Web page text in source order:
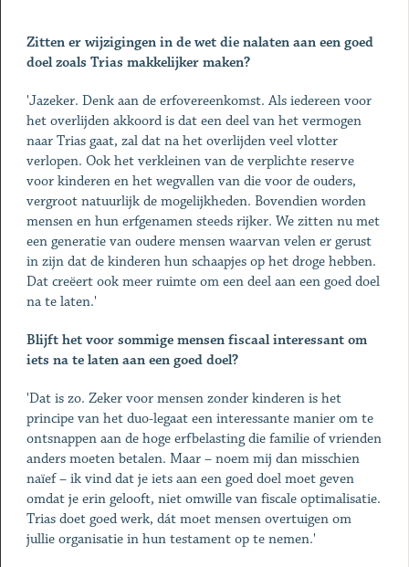
Zitten er wijzigingen in de wet die nalaten aan een goed
doel zoals Trias makkelijker maken?
'Jazeker. Denk aan de erfovereenkomst. Als iedereen voor
het overlijden akkoord is dat een deel van het vermogen
naar Trias gaat, zal dat na het overlijden veel vlotter
verlopen. Ook het verkleinen van de verplichte reserve
voor kinderen en het wegvallen van die voor de ouders,
vergroot natuurlijk de mogelijkheden. Bovendien worden
mensen en hun erfgenamen steeds rijker. We zitten nu met
een generatie van oudere mensen waarvan velen er gerust
in zijn dat de kinderen hun schaapjes op het droge hebben.
Dat creëert ook meer ruimte om een deel aan een goed doel
na te laten.'
Blijft het voor sommige mensen fiscaal interessant om
iets na te laten aan een goed doel?
'Dat is zo. Zeker voor mensen zonder kinderen is het
principe van het duo-legaat een interessante manier om te
ontsnappen aan de hoge erfbelasting die familie of vrienden
anders moeten betalen. Maar – noem mij dan misschien
naïef – ik vind dat je iets aan een goed doel moet geven
omdat je erin gelooft, niet omwille van fiscale optimalisatie.
Trias doet goed werk, dát moet mensen overtuigen om
jullie organisatie in hun testament op te nemen.'